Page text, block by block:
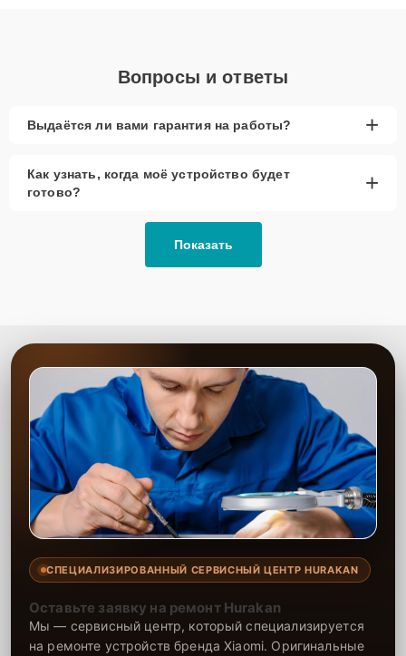
Вопросы и ответы
Выдаётся ли вами гарантия на работы? +
Как узнать, когда моё устройство будет
готово?
+
Показать
СПЕЦИАЛИЗИРОВАННЫЙ СЕРВИСНЫЙ ЦЕНТР HURAKAN
Оставьте заявку на ремонт Hurakan
Мы — сервисный центр, который специализируется
на ремонте устройств бренда Xiaomi. Оригинальные